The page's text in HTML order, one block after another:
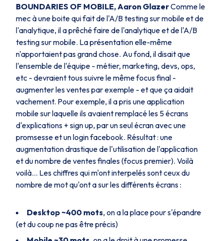
BOUNDARIES OF MOBILE, Aaron GlazerComme le
mec à une boite qui fait de l'A/B testing sur mobile et de
l'analytique, il a prêché faire de l'analytique et de l'A/B
testing sur mobile. La présentation elle-même
n'apportaient pas grand chose. Au fond, il disait que
l'ensemble de l'équipe - métier, marketing, devs, ops,
etc - devraient tous suivre le même focus final -
augmenter les ventes par exemple - et que ça aidait
vachement. Pour exemple, il a pris une application
mobile sur laquelle ils avaient remplacé les 5 écrans
d'explications + sign up, par un seul écran avec une
promsesse et un login facebook. Résultat : une
augmentation drastique de l'utilisation de l'application
et du nombre de ventes finales (focus premier). Voilà
voilà… Les chiffres qui m'ont interpelés sont ceux du
nombre de mot qu'ont a sur les différents écrans :
Desktop ~400 mots, on a la place pour s'épandre
(et du coup ne pas être précis)